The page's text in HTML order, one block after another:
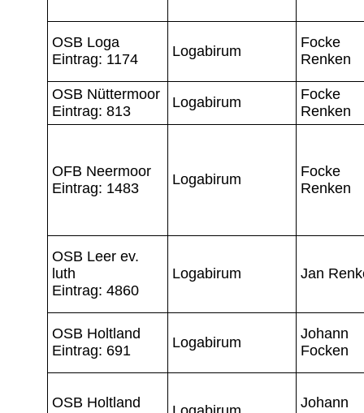
OSB Loga
Eintrag: 1174
Logabirum
Focke
Renken
OSB Nüttermoor
Eintrag: 813
Logabirum
Focke
Renken
OFB Neermoor
Eintrag: 1483
Logabirum
Focke
Renken
OSB Leer ev.
luth
Eintrag: 4860
Logabirum Jan
OSB Holtland
Eintrag: 691
Logabirum
Johann
Focken
OSB Holtland
Johann